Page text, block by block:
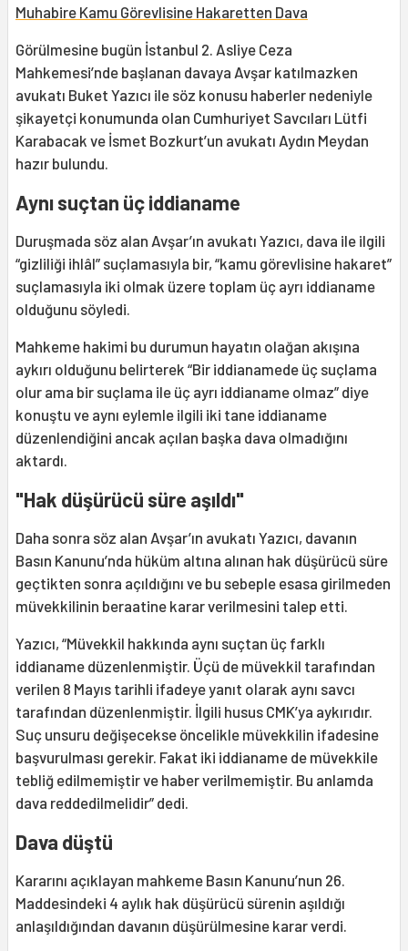
Muhabire Kamu Görevlisine Hakaretten Dava
Görülmesine bugün İstanbul 2. Asliye Ceza
Mahkemesi’nde başlanan davaya Avşar katılmazken
avukatı Buket Yazıcı ile söz konusu haberler nedeniyle
şikayetçi konumunda olan Cumhuriyet Savcıları Lütfi
Karabacak ve İsmet Bozkurt’un avukatı Aydın Meydan
hazır bulundu.
Aynı suçtan üç iddianame
Duruşmada söz alan Avşar’ın avukatı Yazıcı, dava ile ilgili
“gizliliği ihlâl” suçlamasıyla bir, “kamu görevlisine hakaret”
suçlamasıyla iki olmak üzere toplam üç ayrı iddianame
olduğunu söyledi.
Mahkeme hakimi bu durumun hayatın olağan akışına
aykırı olduğunu belirterek “Bir iddianamede üç suçlama
olur ama bir suçlama ile üç ayrı iddianame olmaz” diye
konuştu ve aynı eylemle ilgili iki tane iddianame
düzenlendiğini ancak açılan başka dava olmadığını
aktardı.
"Hak düşürücü süre aşıldı"
Daha sonra söz alan Avşar’ın avukatı Yazıcı, davanın
Basın Kanunu’nda hüküm altına alınan hak düşürücü süre
geçtikten sonra açıldığını ve bu sebeple esasa girilmeden
müvekkilinin beraatine karar verilmesini talep etti.
Yazıcı, “Müvekkil hakkında aynı suçtan üç farklı
iddianame düzenlenmiştir. Üçü de müvekkil tarafından
verilen 8 Mayıs tarihli ifadeye yanıt olarak aynı savcı
tarafından düzenlenmiştir. İlgili husus CMK’ya aykırıdır.
Suç unsuru değişecekse öncelikle müvekkilin ifadesine
başvurulması gerekir. Fakat iki iddianame de müvekkile
tebliğ edilmemiştir ve haber verilmemiştir. Bu anlamda
dava reddedilmelidir” dedi.
Dava düştü
Kararını açıklayan mahkeme Basın Kanunu’nun 26.
Maddesindeki 4 aylık hak düşürücü sürenin aşıldığı
anlaşıldığından davanın düşürülmesine karar verdi.